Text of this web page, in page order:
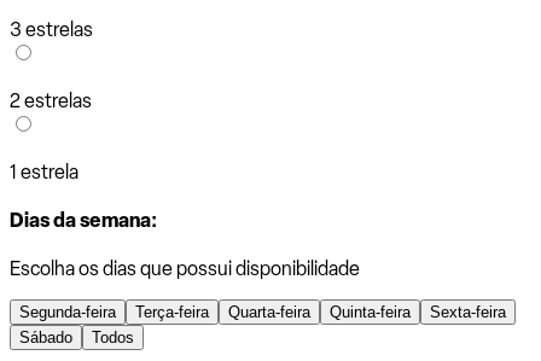
3 estrelas
2 estrelas
1 estrela
Dias da semana:
Escolha os dias que possui disponibilidade
Segunda-feira Terça-feira Quarta-feira Quinta-feira
Sexta-feira
Sábado
Todos